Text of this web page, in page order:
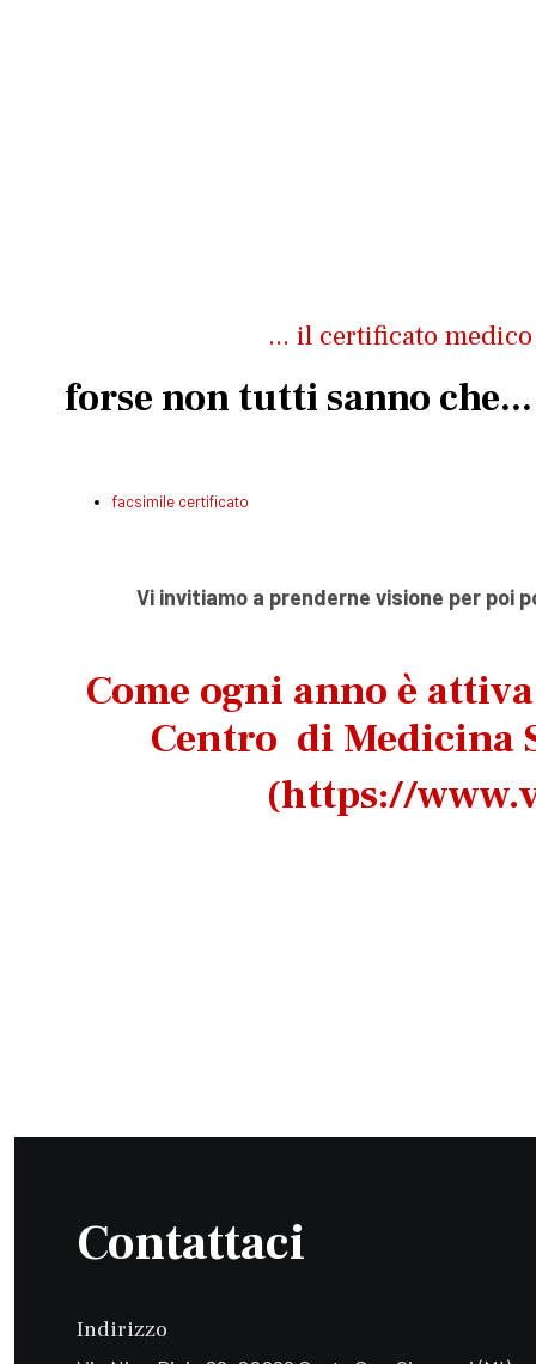
... il certificato
forse non tutti sanno che...
facsimile certificato
Vi invitiamo a prenderne visione per
Come ogni anno è
Centro di Medicina
(https://
Contattaci
Indirizzo